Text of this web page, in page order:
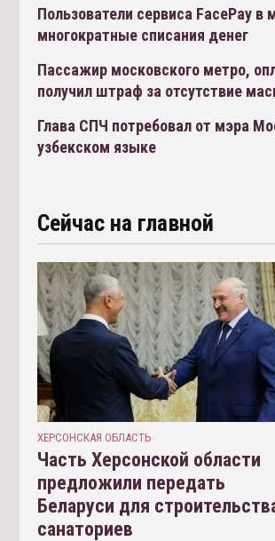
Пользователи сервиса FacePay
многократные списания денег
Пассажир московского метро,
получил штраф за отсутствие
Глава СПЧ потребовал от мэра
узбекском языке
Сейчас на главной
ХЕРСОНСКАЯ ОБЛАСТЬ
Часть Херсонской области
предложили передать
Беларуси для
санаториев